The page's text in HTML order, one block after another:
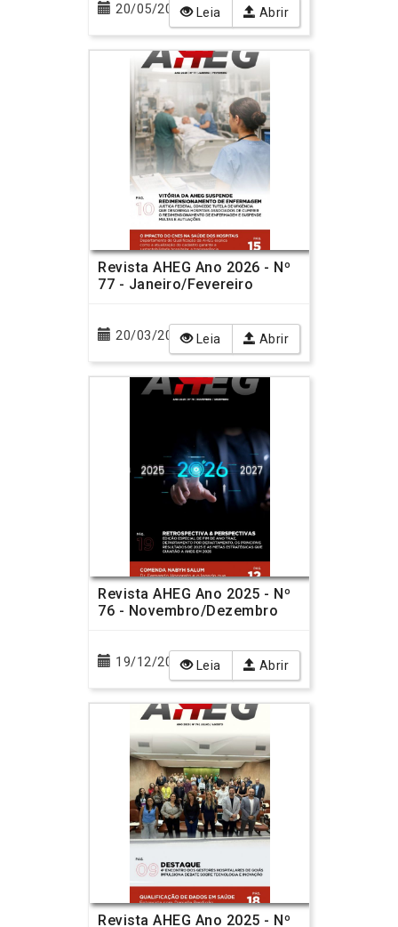
20/05/2026 Leia Abrir
Revista AHEG Ano 2026 - Nº
77 - Janeiro/Fevereiro
20/03/2026 Leia Abrir
Revista AHEG Ano 2025 - Nº
76 - Novembro/Dezembro
19/12/2025 Leia Abrir
Revista AHEG Ano 2025 - Nº